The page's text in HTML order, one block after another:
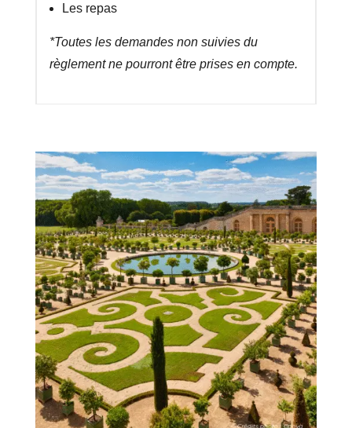
Les repas
*Toutes les demandes non suivies du
règlement ne pourront être prises en compte.